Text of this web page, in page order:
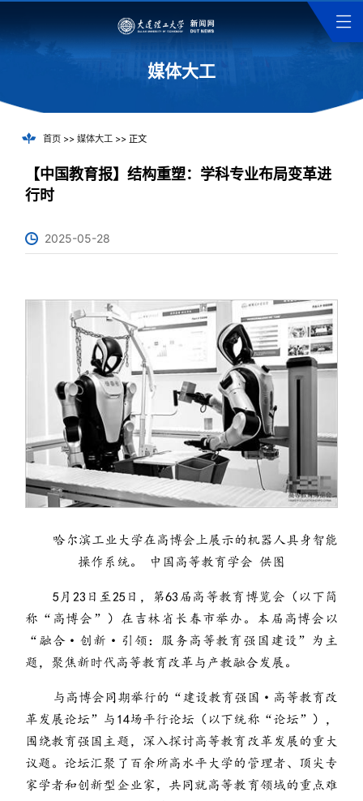
媒体大工
首页>> 媒体大工>> 正文
【中国教育报】结构重塑：学科专业布局变革进
行时
2025-05-28
哈尔滨工业大学在高博会上展示的机器人具身智能
操作系统。 中国高等教育学会 供图
5月23日至25日，第63届高等教育博览会（以下简
称“高博会”）在吉林省长春市举办。本届高博会以
“融合·创新·引领：服务高等教育强国建设”为主
题，聚焦新时代高等教育改革与产教融合发展。
与高博会同期举行的“建设教育强国·高等教育改
革发展论坛”与14场平行论坛（以下统称“论坛”），
围绕教育强国主题，深入探讨高等教育改革发展的重大
议题。论坛汇聚了百余所高水平大学的管理者、顶尖专
家学者和创新型企业家，共同就高等教育领域的重点难